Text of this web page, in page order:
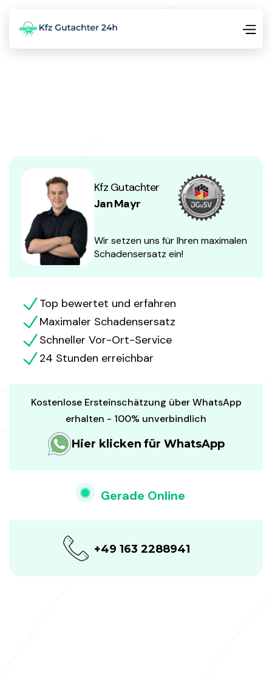
Kfz Gutachter
Jan Mayr
Wir setzen uns für Ihren maximalen
Schadensersatz ein!
Top bewertet und erfahren
Maximaler Schadensersatz
Schneller Vor-Ort-Service
24 Stunden erreichbar
Kostenlose Ersteinschätzung über WhatsApp
erhalten - 100% unverbindlich
Hier klicken für WhatsApp
Gerade Online
+49 163 2288941